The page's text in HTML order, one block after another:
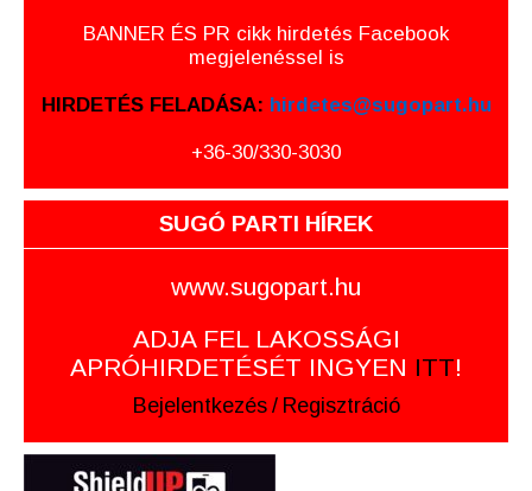
BANNER ÉS PR cikk hirdetés Facebook
megjelenéssel is
HIRDETÉS FELADÁSA: hirdetes@sugopart.hu
+36-30/330-3030
SUGÓ PARTI HÍREK
www.sugopart.hu
ADJA FEL LAKOSSÁGI
APRÓHIRDETÉSÉT INGYEN ITT!
Bejelentkezés / Regisztráció